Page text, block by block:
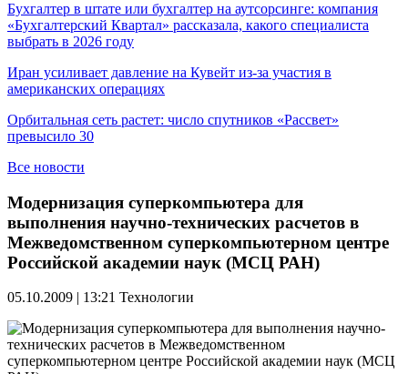
Бухгалтер в штате или бухгалтер на аутсорсинге: компания
«Бухгалтерский Квартал» рассказала, какого специалиста
выбрать в 2026 году
Иран усиливает давление на Кувейт из-за участия в
американских операциях
Орбитальная сеть растет: число спутников «Рассвет»
превысило 30
Все новости
Модернизация суперкомпьютера для
выполнения научно-технических расчетов в
Межведомственном суперкомпьютерном центре
Российской академии наук (МСЦ РАН)
05.10.2009 | 13:21 Технологии